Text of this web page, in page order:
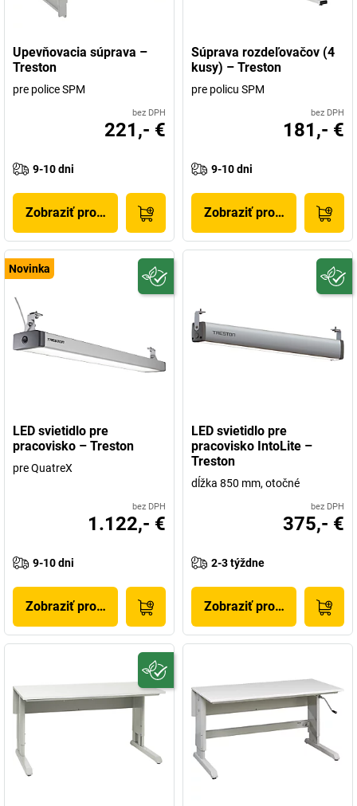
Upevňovacia súprava –
Treston
pre police SPM
bez DPH
221,- €
9-10 dni
Zobraziť produkt
Súprava rozdeľovačov (4
kusy) – Treston
pre policu SPM
bez DPH
181,- €
9-10 dni
Zobraziť produkt
Novinka
LED svietidlo pre
pracovisko – Treston
pre QuatreX
bez DPH
1.122,- €
9-10 dni
Zobraziť produkt
LED svietidlo pre
pracovisko IntoLite –
Treston
dĺžka 850 mm, otočné
bez DPH
375,- €
2-3 týždne
Zobraziť produkt